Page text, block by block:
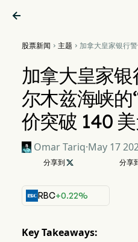

股票新闻  主题  加拿大皇家银行
破 140 美元
加拿大皇家
尔木兹海峡的
价突破 140
Omar Tariq·May 17
分享到  分享
RBC+0.22%
Key Takeaways: